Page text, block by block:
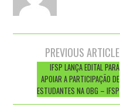
navigation
PREVIOUS ARTICLE
IFSP LANÇA EDITAL PARA
APOIAR A PARTICIPAÇÃO DE
ESTUDANTES NA OBG – IFSP